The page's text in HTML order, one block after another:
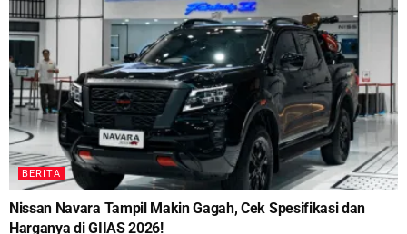
BERITA
Nissan Navara Tampil Makin Gagah, Cek Spesifikasi dan
Harganya di GIIAS 2026!